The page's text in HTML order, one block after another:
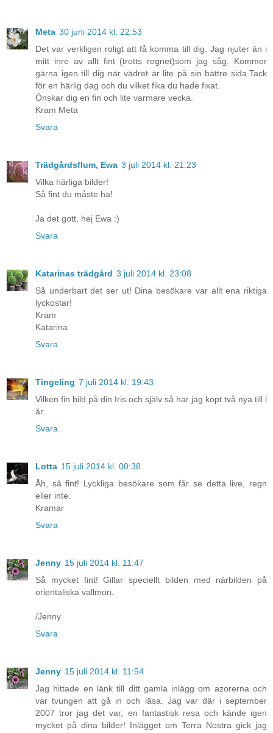
Meta 30 juni 2014 kl. 22:53
Det var verkligen roligt att få komma till dig. Jag njuter än i
mitt inre av allt fint (trotts regnet)som jag såg. Kommer
gärna igen till dig när vädret är lite på sin bättre sida.Tack
för en härlig dag och du vilket fika du hade fixat.
Önskar dig en fin och lite varmare vecka.
Kram Meta
Svara
Trädgårdsflum, Ewa 3 juli 2014 kl. 21:23
Vilka härliga bilder!
Så fint du måste ha!
Ja det gott, hej Ewa :)
Svara
Katarinas trädgård 3 juli 2014 kl. 23:08
Så underbart det ser ut! Dina besökare var allt ena riktiga
lyckostar!
Kram
Katarina
Svara
Tingeling 7 juli 2014 kl. 19:43
Vilken fin bild på din Iris och själv så har jag köpt två nya till i
år.
Svara
Lotta 15 juli 2014 kl. 00:38
Åh, så fint! Lyckliga besökare som får se detta live, regn
eller inte.
Kramar
Svara
Jenny 15 juli 2014 kl. 11:47
Så mycket fint! Gillar speciellt bilden med närbilden på
orientaliska vallmon.
/Jenny
Svara
Jenny 15 juli 2014 kl. 11:54
Jag hittade en länk till ditt gamla inlägg om azorerna och
var tvungen att gå in och läsa. Jag var där i september
2007 tror jag det var, en fantastisk resa och kände igen
mycket på dina bilder! Inlägget om Terra Nostra gick jag